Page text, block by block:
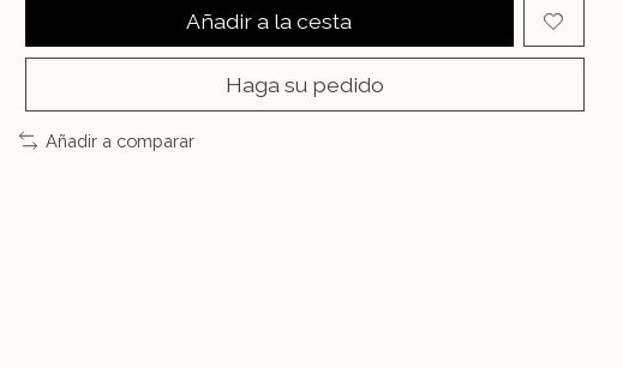
Añadir a la cesta
Haga su pedido
Añadir a comparar